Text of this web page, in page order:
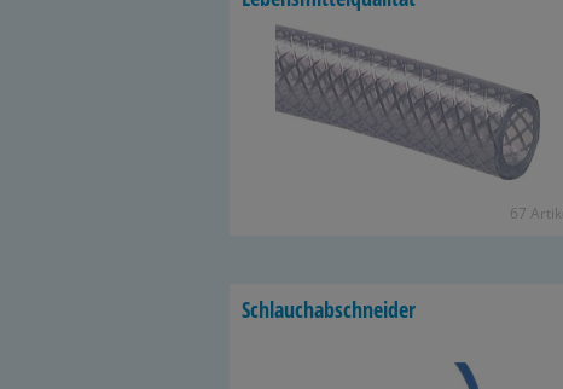
67
Schlauch­ab­schnei­der